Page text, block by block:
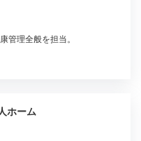
管理全般を担当。
ホーム